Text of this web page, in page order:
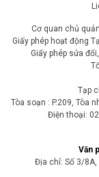
Cơ quan chủ
Giấy phép hoạt động
Giấy phép sửa
Tạp
Tòa soạn : P.209, Tòa
Điện thoại:
Văn
Địa chỉ: Số 3/8A,